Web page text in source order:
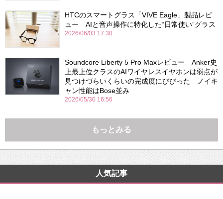
HTCのスマートグラス「VIVE Eagle」製品レビ
ュー AIと音声操作に特化した“日常使い”グラス
2026/06/03 17:30
Soundcore Liberty 5 Pro Maxレビュー Anker史
上最上位クラスのAIワイヤレスイヤホンは弱点が
見つけづらいくらいの完成度にびびった ノイキ
ャン性能はBose並み
2026/05/30 16:56
もっとみる
人気記事